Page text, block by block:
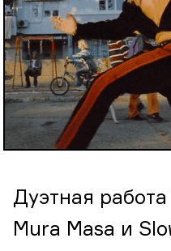
Дуэтная работа
Mura Masa и